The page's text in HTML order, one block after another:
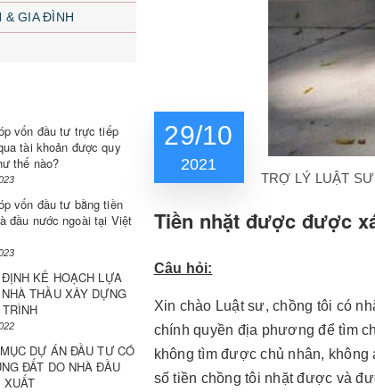
29/10
2021
TRỢ LÝ LUẬT
Tiền nhặt được được
Câu hỏi:
Xin chào Luật sư, chồng tôi có
chính quyền địa phương để tìm
không tìm được chủ nhân,
số tiền chồng tôi nhặt được và
& GIA ĐÌNH
vốn đầu tư trực tiếp
tài khoản được quy
thế nào?
vốn đầu tư bằng tiền
đầu nước ngoài tại Việt
KẾ HOẠCH LỰA
THẦU XÂY DỰNG
DỰ ÁN ĐẦU TƯ CÓ
ĐẤT DO NHÀ ĐẦU